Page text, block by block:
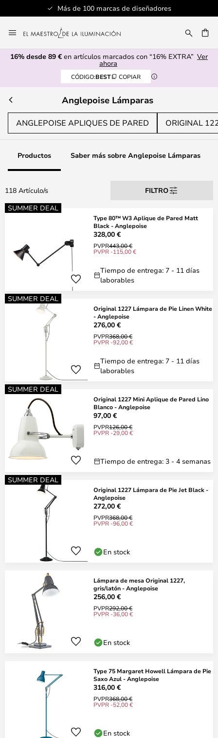
Servicio al cliente profesional
al
contenido
16% desde 89 € en artículos marcados con “16% EXTRA” Ver
ahora
CÓDIGO:BEST COPIAR
Anglepoise Lámparas
ANGLEPOISE APLIQUES DE PARED ORIGINAL
Productos Saber más sobre Anglepoise Lámparas
118 Artículo/s
FILTRO
SUMMER DEAL
Type 80™ W3 Aplique de Pared Matt
Black - Anglepoise
328,00 €
PVPR443,00 €
PVPR -115,00 €
Tiempo de entrega: 7 - 11 días
laborables
SUMMER DEAL
Original 1227 Lámpara de Pie Linen White
- Anglepoise
276,00 €
PVPR368,00 €
PVPR -92,00 €
Tiempo de entrega: 7 - 11 días
laborables
SUMMER DEAL
Original 1227 Mini Aplique de Pared Lino
Blanco - Anglepoise
97,00 €
PVPR126,00 €
PVPR -29,00 €
Tiempo de entrega: 3 - 4 semanas
SUMMER DEAL
Original 1227 Lámpara de Pie Jet Black -
Anglepoise
272,00 €
PVPR368,00 €
PVPR -96,00 €
En stock
Lámpara de mesa Original 1227,
gris/latón - Anglepoise
256,00 €
PVPR292,00 €
PVPR -36,00 €
En stock
Type 75 Margaret Howell Lámpara de Pie
Saxo Azul - Anglepoise
316,00 €
PVPR368,00 €
PVPR -52,00 €
En stock